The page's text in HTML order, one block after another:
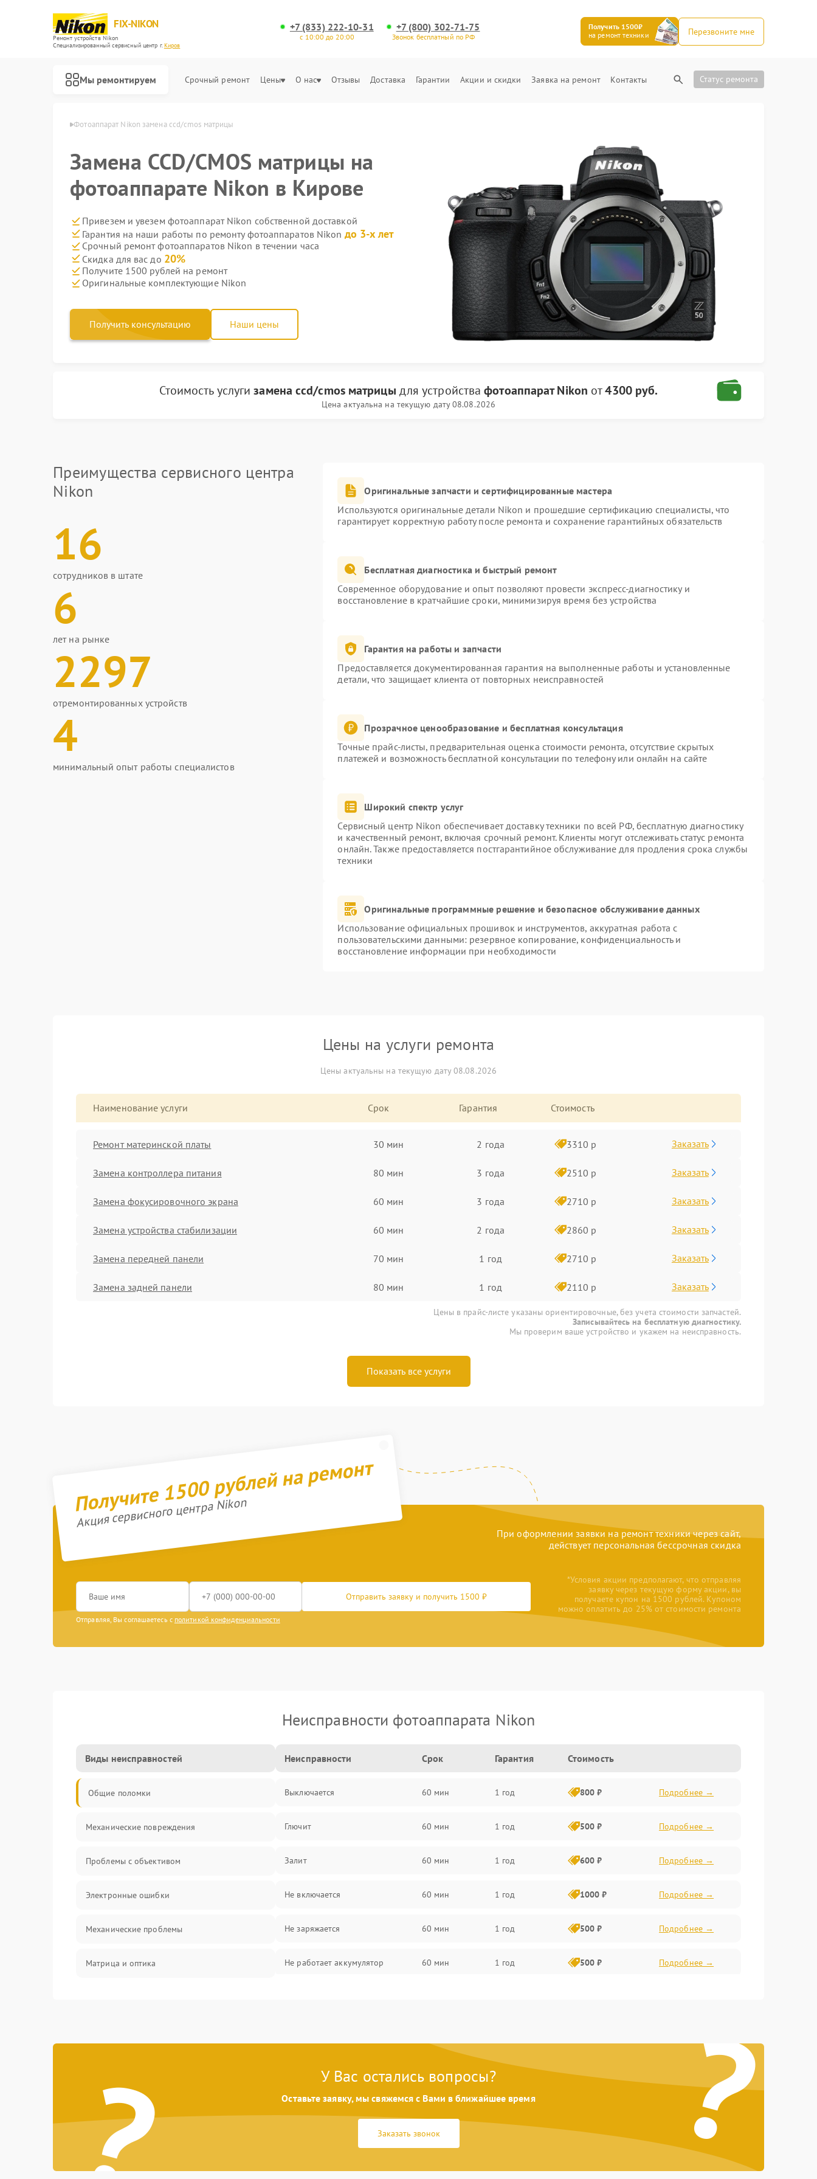
FIX-NIKON
Ремонт устройств Nikon
Специализированный cервисный центр г.Киров
+7 (833) 222-10-31
с 10:00 до 20:00
+7 (800) 302-71-75
Звонок бесплатный по РФ
Получить 1500₽
на ремонт техники
Перезвоните мне
Мы ремонтируем Срочный ремонт Цены О нас Отзывы Доставка Гарантии Акции и скидки Заявка на ремонт Контакты Статус ремонта
Nikon в Кирове Фотоаппарат Nikon замена ccd/cmos матрицы
Замена CCD/CMOS матрицы на
фотоаппарате Nikon в Кирове
Привезем и увезем фотоаппарат Nikon собственной доставкой
Гарантия на наши работы по ремонту фотоаппаратов Nikon до 3-х лет
Срочный ремонт фотоаппаратов Nikon в течении часа
Скидка для вас до 20%
Получите 1500 рублей на ремонт
Оригинальные комплектующие Nikon
Получить консультацию Наши цены
Стоимость услугизамена ccd/cmos матрицы для устройствафотоаппарат Nikon от4300 руб.
Цена актуальна на текущую дату 08.08.2026
Преимущества сервисного центра
Nikon
16
сотрудников в штате
6
лет на рынке
2297
отремонтированных устройств
4
минимальный опыт работы специалистов
Оригинальные запчасти и сертифицированные мастера
Используются оригинальные детали Nikon и прошедшие сертификацию специалисты, что
гарантирует корректную работу после ремонта и сохранение гарантийных обязательств
Бесплатная диагностика и быстрый ремонт
Современное оборудование и опыт позволяют провести экспресс-диагностику и
восстановление в кратчайшие сроки, минимизируя время без устройства
Гарантия на работы и запчасти
Предоставляется документированная гарантия на выполненные работы и установленные
детали, что защищает клиента от повторных неисправностей
Прозрачное ценообразование и бесплатная консультация
Точные прайс-листы, предварительная оценка стоимости ремонта, отсутствие скрытых
платежей и возможность бесплатной консультации по телефону или онлайн на сайте
Широкий спектр услуг
Сервисный центр Nikon обеспечивает доставку техники по всей РФ, бесплатную диагностику
и качественный ремонт, включая срочный ремонт. Клиенты могут отслеживать статус ремонта
онлайн. Также предоставляется постгарантийное обслуживание для продления срока службы
техники
Оригинальные программные решение и безопасное обслуживание данных
Использование официальных прошивок и инструментов, аккуратная работа с
пользовательскими данными: резервное копирование, конфиденциальность и
восстановление информации при необходимости
Цены на услуги ремонта
Цены актуальны на текущую дату 08.08.2026
Наименование услуги Срок Гарантия Стоимость
Ремонт материнской платы 30 мин 2 года 3310 р Заказать
Замена контроллера питания 80 мин 3 года 2510 р Заказать
Замена фокусировочного экрана 60 мин 3 года 2710 р Заказать
Замена устройства стабилизации 60 мин 2 года 2860 р Заказать
Замена передней панели 70 мин 1 год 2710 р Заказать
Замена задней панели 80 мин 1 год 2110 р Заказать
Цены в прайс-листе указаны ориентировочные, без учета стоимости запчастей.
Записывайтесь на бесплатную диагностику.
Мы проверим ваше устройство и укажем на неисправность.
Показать все услуги
Получите 1500 рублей на ремонт
Акция сервисного центра Nikon
При оформлении заявки на ремонт техники через сайт,
действует персональная бессрочная скидка
Отправить заявку и получить 1500 ₽
Отправляя, Вы соглашаетесь с политикой конфиденциальности
*Условия акции предполагают, что отправляя
заявку через текущую форму акции, вы
получаете купон на 1500 рублей. Купоном
можно оплатить до 25% от стоимости ремонта
Неисправности фотоаппарата Nikon
Виды неисправностей
Общие поломки
Механические повреждения
Проблемы с объективом
Электронные ошибки
Механические проблемы
Матрица и оптика
Программные сбои
Коммуникации и интерфейсы
Неисправности Срок Гарантия Стоимость
Выключается 60 мин 1 год 800 ₽ Подробнее →
Глючит 60 мин 1 год 500 ₽ Подробнее →
Залит 60 мин 1 год 600 ₽ Подробнее →
Не включается 60 мин 1 год 1000 ₽ Подробнее →
Не заряжается 60 мин 1 год 500 ₽ Подробнее →
Не работает аккумулятор 60 мин 1 год 500 ₽ Подробнее →
? ?
У Вас остались вопросы?
Оставьте заявку, мы свяжемся с Вами в ближайшее время
Заказать звонок